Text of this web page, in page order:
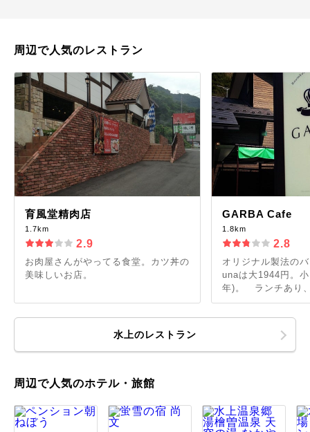
周辺で人気のレストラン
育風堂精肉店
1.7km
2.9
お肉屋さんがやってる食堂。カツ丼の
美味しいお店。
GARBA Cafe
1.8km
2.8
オリジナル製法の
unaは大1944円。
年)。 ランチあり
水上のレストラン
周辺で人気のホテル・旅館